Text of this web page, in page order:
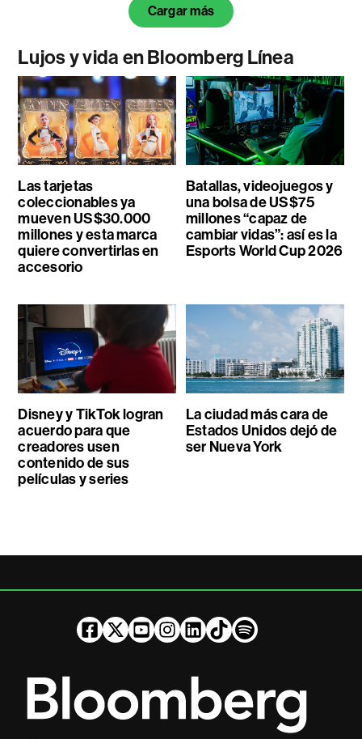
Cargar más
Lujos y vida en Bloomberg Línea
Las tarjetas
coleccionables ya
mueven US$30.000
millones y esta marca
quiere convertirlas en
accesorio
Batallas, videojuegos y
una bolsa de US$75
millones “capaz de
cambiar vidas”: así es la
Esports World Cup 2026
Disney y TikTok logran
acuerdo para que
creadores usen
contenido de sus
películas y series
La ciudad más cara de
Estados Unidos dejó de
ser Nueva York